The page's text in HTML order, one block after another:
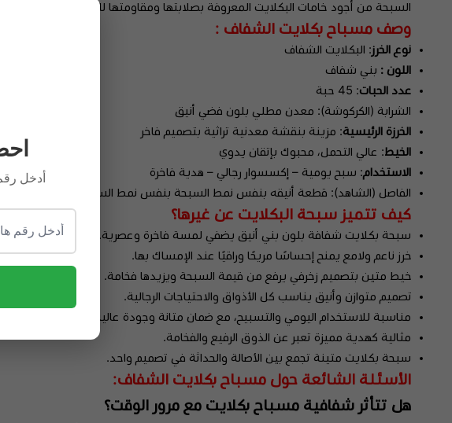
السبحة من أجود خامات البكلايت المعروفة بصلابتها ومقاومتها للحرارة، مما يضمن
وصف مسباح بكلايت الشفاف :
نوع الخرز: البكلايت الشفاف
اللون : بني شفاف
عدد الحبات: 45 حبة
الشرابة (الكركوشة): معدن مطلي بلون فضي أنيق
الخرزة الرئيسية: مزينة بنقشة معدنية تراثية بتصميم فاخر
الخيط: عالي التحمل، محبوك بإتقان يدوي
الاستخدام: سبح يومية – إكسسوار رجالي – هدية فاخرة
الفاصل (الشاهد): قطعة أنيقه بنفس نمط السبحة بنفس نمط السبحة لتحديد الثلث.
كيف تتميز سبحة البكلايت عن غيرها؟
سبحة بكلايت شفافة بلون بني أنيق يضفي لمسة فاخرة وعصرية.
خرز ناعم ولامع يمنح إحساسًا مريحًا وراقيًا عند الإمساك بها.
خيط متين بتصميم زخرفي يرفع من قيمة السبحة ويزيدها فخامة.
تصميم متوازن وأنيق يناسب كل الأذواق والاحتياجات الرجالية.
مناسبة للاستخدام اليومي والتسبيح، مع ضمان متانة وجودة عالية.
مثالية كهدية مميزة تعبر عن الذوق الرفيع والفخامة.
سبحة بكلايت متينة تجمع بين الأصالة والحداثة في تصميم واحد.
الأسئلة الشائعة حول مسباح بكلايت الشفاف:
هل تتأثر شفافية مسباح بكلايت مع مرور الوقت؟
أدخل